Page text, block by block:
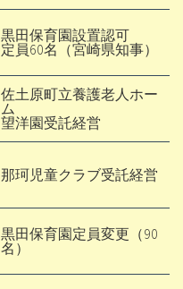
黒田保育園設置認可
定員60名（宮崎県知事）
佐土原町立養護老人ホー
ム
望洋園受託経営
那珂児童クラブ受託経営
黒田保育園定員変更（90
名）